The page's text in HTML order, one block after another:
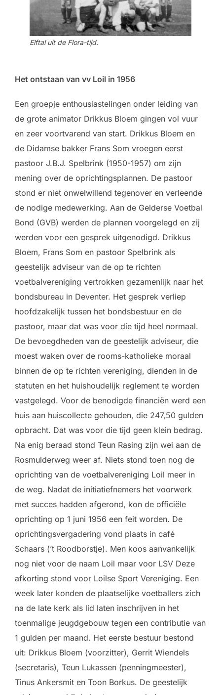
Elftal uit de Flora-tijd.
Het ontstaan van vv Loil in 1956
Een groepje enthousiastelingen onder leiding van
de grote animator Drikkus Bloem gingen vol vuur
en zeer voortvarend van start. Drikkus Bloem en
de Didamse bakker Frans Som vroegen eerst
pastoor J.B.J. Spelbrink (1950-1957) om zijn
mening over de oprichtingsplannen. De pastoor
stond er niet onwelwillend tegenover en verleende
de nodige medewerking. Aan de Gelderse Voetbal
Bond (GVB) werden de plannen voorgelegd en zij
werden voor een gesprek uitgenodigd. Drikkus
Bloem, Frans Som en pastoor Spelbrink als
geestelijk adviseur van de op te richten
voetbalvereniging vertrokken gezamenlijk naar het
bondsbureau in Deventer. Het gesprek verliep
hoofdzakelijk tussen het bondsbestuur en de
pastoor, maar dat was voor die tijd heel normaal.
De bevoegdheden van de geestelijk adviseur, die
moest waken over de rooms-katholieke moraal
binnen de op te richten vereniging, dienden in de
statuten en het huishoudelijk reglement te worden
vastgelegd. Voor de benodigde financiën werd een
huis aan huiscollecte gehouden, die 247,50 gulden
opbracht. Dat was voor die tijd geen klein bedrag.
Na enig beraad stond Teun Rasing zijn wei aan de
Rosmulderweg weer af. Niets stond toen nog de
oprichting van de voetbalvereniging Loil meer in
de weg. Nadat de initiatiefnemers het voorwerk
met succes hadden afgerond, kon de officiële
oprichting op 1 juni 1956 een feit worden. De
oprichtingsvergadering vond plaats in café
Schaars (’t Roodborstje). Men koos aanvankelijk
nog niet voor de naam Loil maar voor LSV Deze
afkorting stond voor Loilse Sport Vereniging. Een
week later konden de plaatselijke voetballers zich
na de late kerk als lid laten inschrijven in het
toenmalige jeugdgebouw tegen een contributie van
1 gulden per maand. Het eerste bestuur bestond
uit: Drikkus Bloem (voorzitter), Gerrit Wiendels
(secretaris), Teun Lukassen (penningmeester),
Tinus Ankersmit en Toon Borkus. De geestelijk